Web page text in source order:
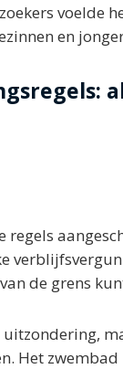
voelde
en
regels
de grens
Het